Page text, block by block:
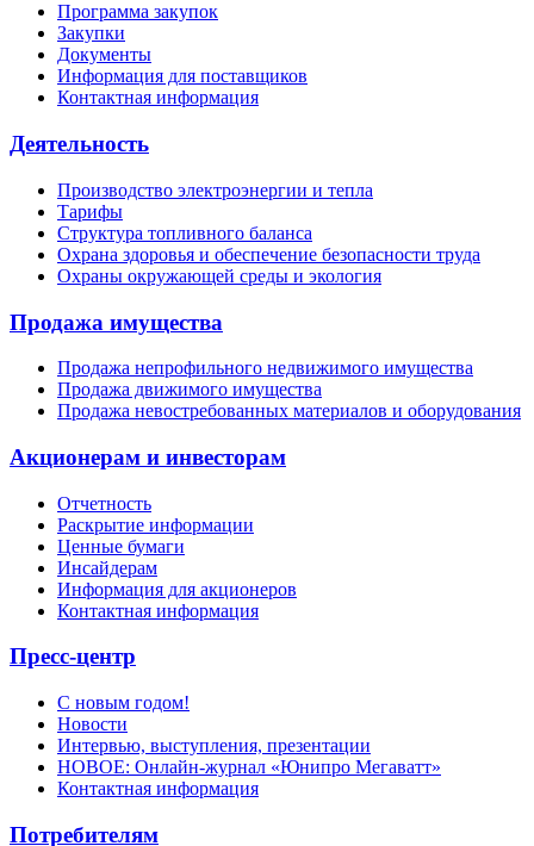
Программа закупок
Закупки
Документы
Информация для поставщиков
Контактная информация
Деятельность
Производство электроэнергии и тепла
Тарифы
Структура топливного баланса
Охрана здоровья и обеспечение безопасности труда
Охраны окружающей среды и экология
Продажа имущества
Продажа непрофильного недвижимого имущества
Продажа движимого имущества
Продажа невостребованных материалов и оборудования
Акционерам и инвесторам
Отчетность
Раскрытие информации
Ценные бумаги
Инсайдерам
Информация для акционеров
Контактная информация
Пресс-центр
С новым годом!
Новости
Интервью, выступления, презентации
НОВОЕ: Онлайн-журнал «Юнипро Мегаватт»
Контактная информация
Потребителям